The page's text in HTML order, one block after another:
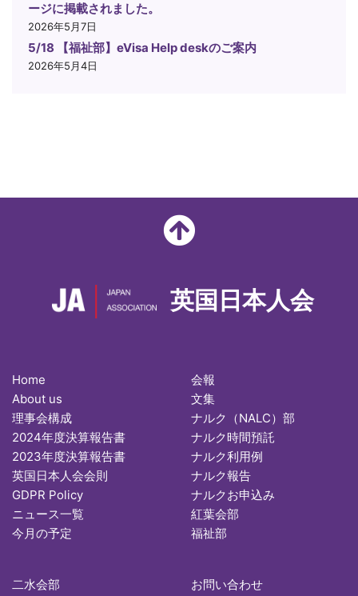
ージに掲載されました。
2026年5月7日
5/18 【福祉部】eVisa Help deskのご案内
2026年5月4日
英国日本人会
Home
About us
理事会構成
2024年度決算報告書
2023年度決算報告書
英国日本人会会則
GDPR Policy
ニュース一覧
今月の予定
会報
文集
ナルク（NALC）部
ナルク時間預託
ナルク利用例
ナルク報告
ナルクお申込み
紅葉会部
福祉部
二水会部
お問い合わせ